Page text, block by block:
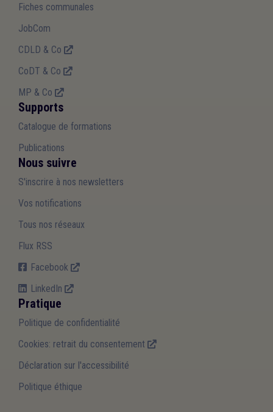
Fiches communales
JobCom
CDLD & Co
CoDT & Co
MP & Co
Supports
Catalogue de formations
Publications
Nous suivre
S'inscrire à nos newsletters
Vos notifications
Tous nos réseaux
Flux RSS
Facebook
LinkedIn
Pratique
Politique de confidentialité
Cookies: retrait du consentement
Déclaration sur l'accessibilité
Politique éthique